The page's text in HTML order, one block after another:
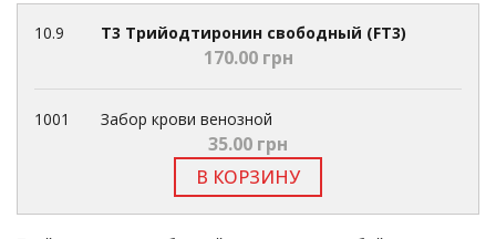
10.9 Т3 Трийодтиронин свободный (FT3)
170.00 грн
1001 Забор крови венозной
35.00 грн
В КОРЗИНУ